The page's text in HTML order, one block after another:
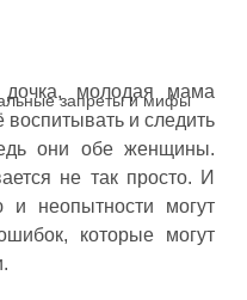
запреты и мифы
молодая мама
воспитывать и следить
они обе женщины.
не так просто. И
неопытности могут
которые могут